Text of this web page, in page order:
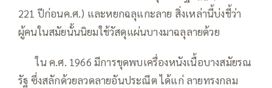
221 ปีก่อนค.ศ.) และหยกฉลุแกะลาย สิ่งเหล่านี้บ่งชี้ว่า
ผู้คนในสมัยนั้นนิยมใช้วัสดุแผ่นบางมาฉลุลายด้วย
——ใน ค.ศ. 1966 มีการขุดพบเครื่องหนังเนื้อบางสมัยรณ
รัฐ ซึ่งสลักด้วยลวดลายอันประณีต ได้แก่ ลายทรงกลม